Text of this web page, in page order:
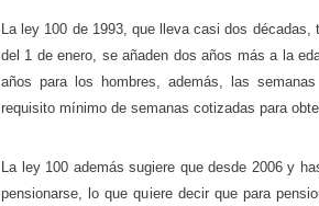
La ley 100 de 1993, que lleva casi dos
del 1 de enero, se añaden dos años más a la
años para los hombres, además, las
requisito mínimo de semanas cotizadas para
La ley 100 además sugiere que desde 2006 y
pensionarse, lo que quiere decir que para